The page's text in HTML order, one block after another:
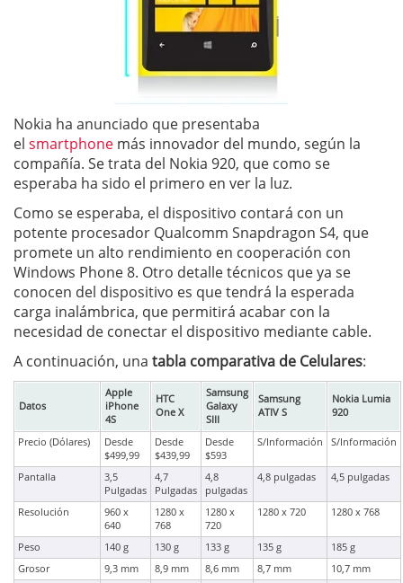
Nokia ha anunciado que presentaba
el smartphone más innovador del mundo, según la
compañía. Se trata del Nokia 920, que como se
esperaba ha sido el primero en ver la luz.
Como se esperaba, el dispositivo contará con un
potente procesador Qualcomm Snapdragon S4, que
promete un alto rendimiento en cooperación con
Windows Phone 8. Otro detalle técnicos que ya se
conocen del dispositivo es que tendrá la esperada
carga inalámbrica, que permitirá acabar con la
necesidad de conectar el dispositivo mediante cable.
A continuación, una tabla comparativa de Celulares:
Datos
Apple
iPhone
4S
HTC
One X
Samsung
Galaxy
SIII
Samsung
ATIV S
Nokia Lumia
920
Precio (Dólares)
Desde
$499,99
Desde
$439,99
Desde
$593
S/Información S/Información
Pantalla
3,5
Pulgadas
4,7
Pulgadas
4,8
pulgadas
4,8 pulgadas 4,5 pulgadas
Resolución
960 x
640
1280 x
768
1280 x
720
1280 x 720 1280 x 768
Peso 140 g 130 g 133 g 135 g
185 g
Grosor
9,3 mm 8,9 mm 8,6 mm 8,7 mm
10,7 mm